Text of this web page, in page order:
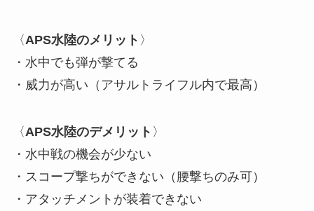
〈APS水陸のメリット 〉
・水中でも弾が撃てる
・威力が高い（アサルトライフル内で最高）
〈APS水陸のデメリット 〉
・水中戦の機会が少ない
・スコープ撃ちができない（腰撃ちのみ可）
・アタッチメントが装着できない